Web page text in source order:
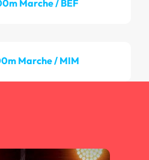
Marche / BEF
Marche / MIM